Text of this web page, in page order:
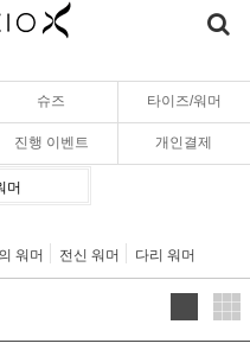
슈즈 타이즈/워머
진행 이벤트 개인결제
머
워머 전신 워머 다리 워머